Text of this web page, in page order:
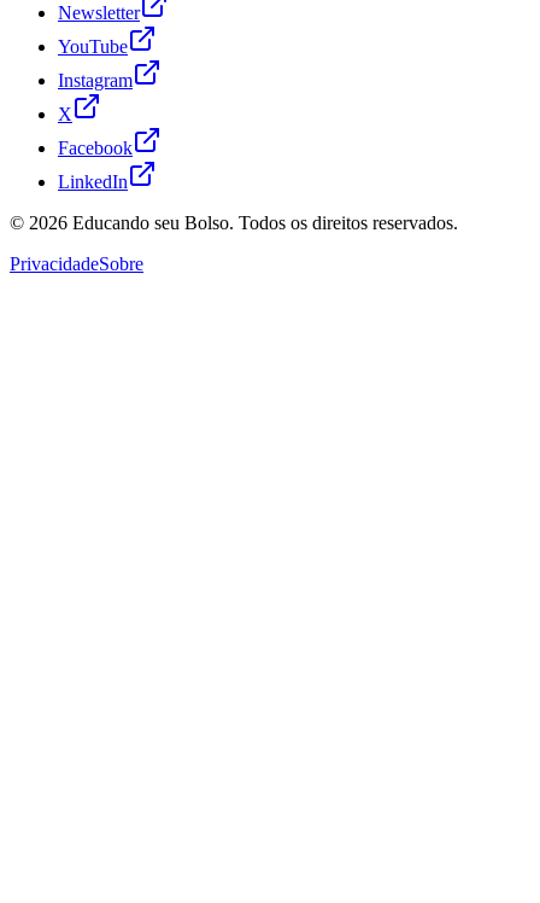
Newsletter
YouTube
Instagram
X
Facebook
LinkedIn
© 2026 Educando seu Bolso. Todos os direitos reservados.
PrivacidadeSobre